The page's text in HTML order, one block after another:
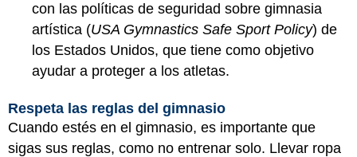
con las políticas de seguridad sobre gimnasia
artística (USA Gymnastics Safe Sport Policy) de
los Estados Unidos, que tiene como objetivo
ayudar a proteger a los atletas.
Respeta las reglas del gimnasio
Cuando estés en el gimnasio, es importante que
sigas sus reglas, como no entrenar solo. Llevar ropa